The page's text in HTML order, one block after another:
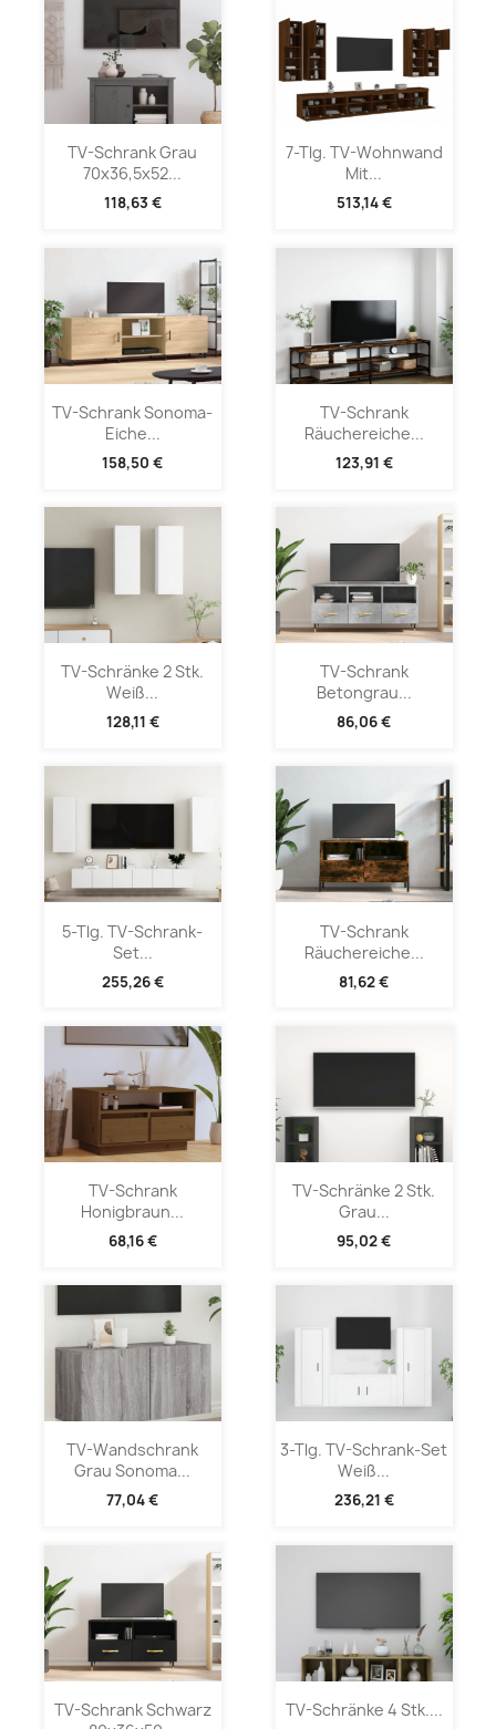
TV-Schrank Grau
70x36,5x52...
118,63 €
7-Tlg. TV-Wohnwand
Mit...
513,14 €
TV-Schrank Sonoma-
Eiche...
158,50 €
TV-Schrank
Räuchereiche...
123,91 €
TV-Schränke 2 Stk.
Weiß...
128,11 €
TV-Schrank
Betongrau...
86,06 €
5-Tlg. TV-Schrank-
Set...
255,26 €
TV-Schrank
Räuchereiche...
81,62 €
TV-Schrank
Honigbraun...
68,16 €
TV-Schränke 2 Stk.
Grau...
95,02 €
TV-Wandschrank
Grau Sonoma...
77,04 €
3-Tlg. TV-Schrank-Set
Weiß...
236,21 €
TV-Schrank Schwarz
TV-Schränke 4 Stk....